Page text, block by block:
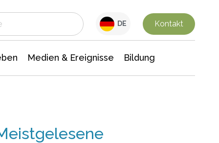
DE Kontakt
Medien & Ereignisse Bildung